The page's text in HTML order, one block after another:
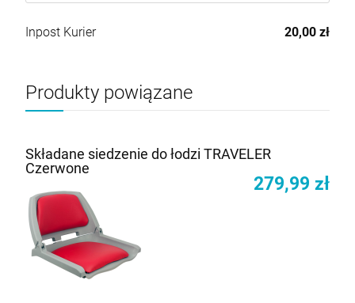
Inpost Kurier 20,00 zł
Produkty powiązane
Składane siedzenie do łodzi TRAVELER
Czerwone
279,99 zł